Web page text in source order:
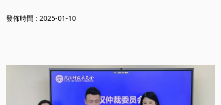
發佈時間 : 2025-01-10